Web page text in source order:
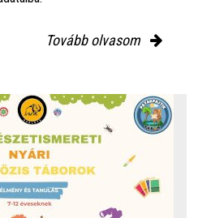
Tovább olvasom